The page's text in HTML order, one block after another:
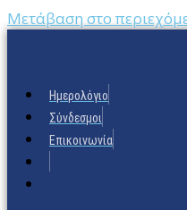
Μετάβαση στο
Ημερολόγιο
Σύνδεσμοι
Επικοινωνία